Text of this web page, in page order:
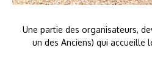
Une partie des organisateurs,
un des Anciens) qui accueille